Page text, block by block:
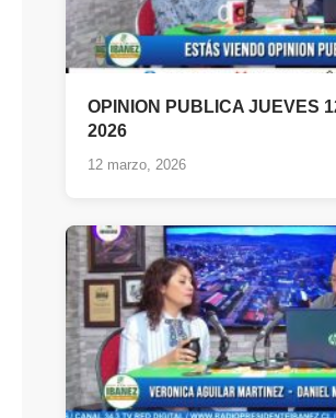
OPINION PUBLICA JUEVES
2026
12 marzo, 2026